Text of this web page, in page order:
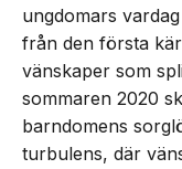
ungdomars
från den första
vänskaper som
sommaren 2020
barndomens
turbulens, där